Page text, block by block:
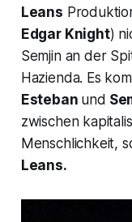
Leans
Edgar Knight)
Semjin an der
Hazienda. Es
Esteban und
zwischen
Menschlichkeit,
Leans.